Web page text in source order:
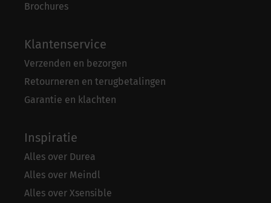
Brochures
Klantenservice
Verzenden en bezorgen
Retourneren en terugbetalingen
Garantie en klachten
Inspiratie
Alles over Durea
Alles over Meindl
Alles over Xsensible